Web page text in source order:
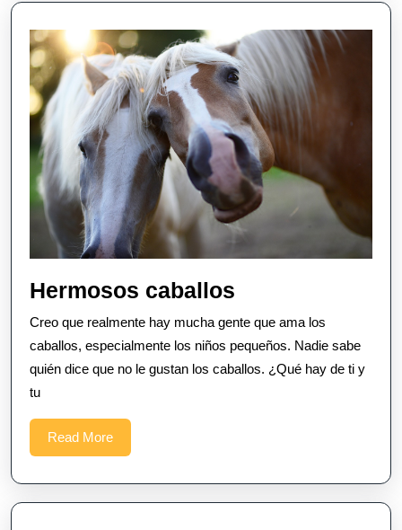
Hermosos caballos
caballos
Creo que realmente hay mucha gente que ama los
caballos, especialmente los niños pequeños. Nadie sabe
quién dice que no le gustan los caballos. ¿Qué hay de ti y
tu
Read MoreRead
More